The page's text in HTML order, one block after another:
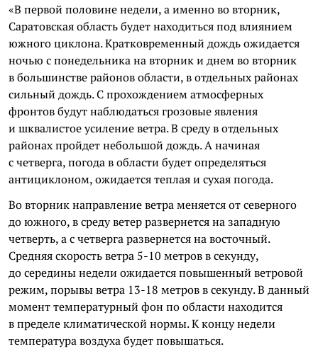
«В первой половине недели, а именно во вторник,
Саратовская область будет находиться под влиянием
южного циклона. Кратковременный дождь ожидается
ночью с понедельника на вторник и днем во вторник
в большинстве районов области, в отдельных районах
сильный дождь. С прохождением атмосферных
фронтов будут наблюдаться грозовые явления
и шквалистое усиление ветра. В среду в отдельных
районах пройдет небольшой дождь. А начиная
с четверга, погода в области будет определяться
антициклоном, ожидается теплая и сухая погода.
Во вторник направление ветра меняется от северного
до южного, в среду ветер развернется на западную
четверть, а с четверга развернется на восточный.
Средняя скорость ветра 5-10 метров в секунду,
до середины недели ожидается повышенный ветровой
режим, порывы ветра 13-18 метров в секунду. В данный
момент температурный фон по области находится
в пределе климатической нормы. К концу недели
температура воздуха будет повышаться.